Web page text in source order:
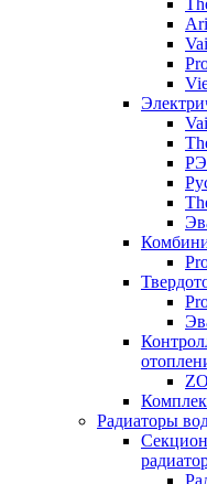
Радиаторы